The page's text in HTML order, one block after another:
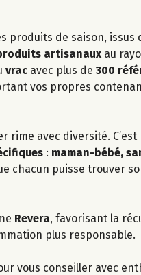
produits de saison, issus
artisanauxau
vrac avec plus de 300
vos propres
rime avec diversité.
: maman-bébé,
chacun puisse trouver
Revera, favorisant la
plus responsable.
vous conseiller avec